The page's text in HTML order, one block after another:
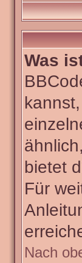
Was
bietet
Für
Nach